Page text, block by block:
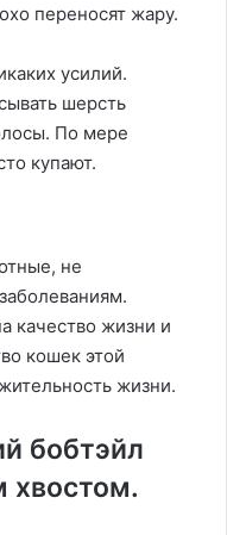
переносят жару.
усилий.
шерсть
По мере
купают.
не
качество жизни и
кошек этой
жизни.
бобтэйл
хвостом.